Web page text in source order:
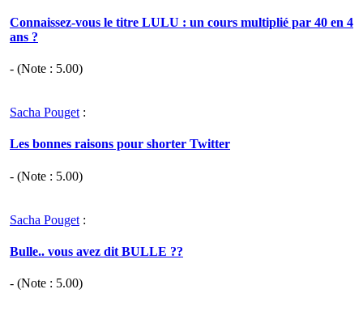
Connaissez-vous le titre LULU : un cours multiplié par 40 en 4
ans ?
- (Note : 5.00)
Sacha Pouget :
Les bonnes raisons pour shorter Twitter
- (Note : 5.00)
Sacha Pouget :
Bulle.. vous avez dit BULLE ??
- (Note : 5.00)